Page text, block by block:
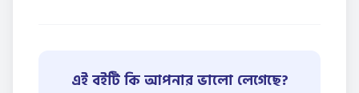
এই বইটি কি আপনার ভালো লেগেছে?